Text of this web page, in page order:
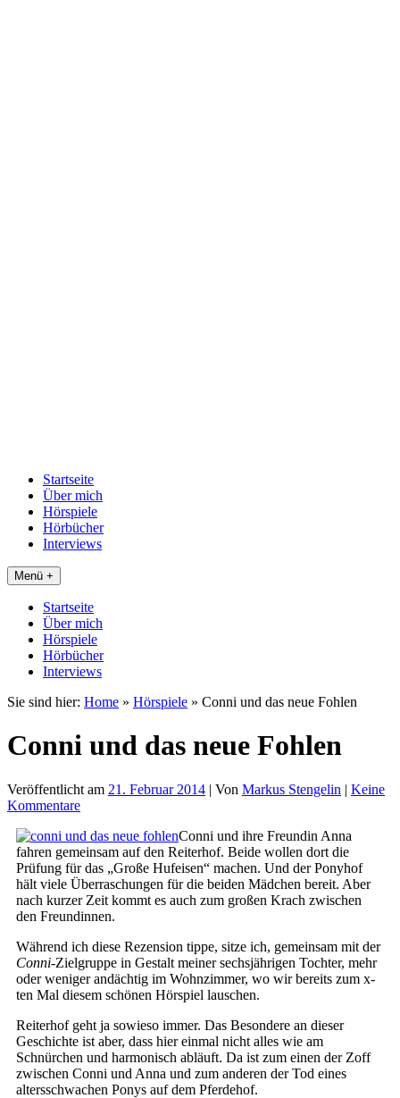
Startseite
Über mich
Hörspiele
Hörbücher
Interviews
Menü +
Startseite
Über mich
Hörspiele
Hörbücher
Interviews
Sie sind hier: Home » Hörspiele » Conni und das neue Fohlen
Conni und das neue Fohlen
Veröffentlicht am 21. Februar 2014 | Von Markus Stengelin | Keine
Kommentare
Conni und ihre Freundin Anna
fahren gemeinsam auf den Reiterhof. Beide wollen dort die
Prüfung für das „Große Hufeisen“ machen. Und der Ponyhof
hält viele Überraschungen für die beiden Mädchen bereit. Aber
nach kurzer Zeit kommt es auch zum großen Krach zwischen
den Freundinnen.
Während ich diese Rezension tippe, sitze ich, gemeinsam mit der
Conni-Zielgruppe in Gestalt meiner sechsjährigen Tochter, mehr
oder weniger andächtig im Wohnzimmer, wo wir bereits zum x-
ten Mal diesem schönen Hörspiel lauschen.
Reiterhof geht ja sowieso immer. Das Besondere an dieser
Geschichte ist aber, dass hier einmal nicht alles wie am
Schnürchen und harmonisch abläuft. Da ist zum einen der Zoff
zwischen Conni und Anna und zum anderen der Tod eines
altersschwachen Ponys auf dem Pferdehof.